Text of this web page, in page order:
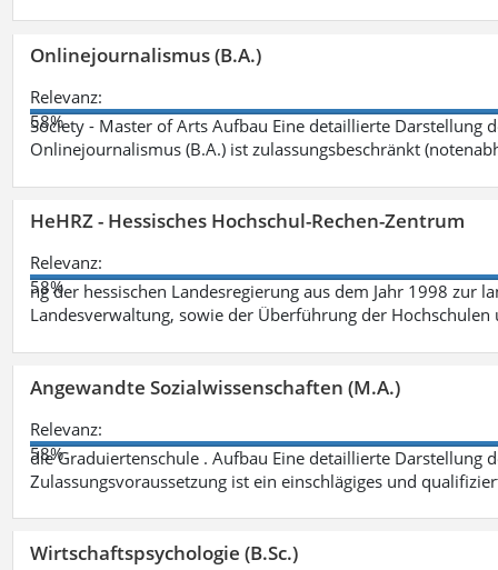
Onlinejournalismus (B.A.)
Relevanz:
58%
Society - Master of Arts Aufbau Eine detaillierte Darstellung
Onlinejournalismus (B.A.) ist zulassungsbeschränkt
HeHRZ - Hessisches Hochschul-Rechen-Zentrum
Relevanz:
58%
ng der hessischen Landesregierung aus dem Jahr 1998 zur
Landesverwaltung, sowie der Überführung der
Angewandte Sozialwissenschaften (M.A.)
Relevanz:
58%
die Graduiertenschule . Aufbau Eine detaillierte Darstellung
Zulassungsvoraussetzung ist ein einschlägiges und
Wirtschaftspsychologie (B.Sc.)